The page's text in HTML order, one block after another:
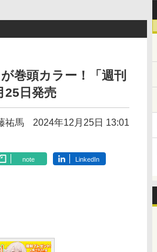
巻頭カラー！「週刊
25日発売
祐馬 2024年12月25日 13:01
note LinkedIn